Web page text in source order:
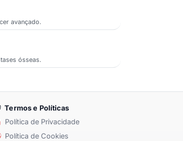
avançado.
ósseas.
Termos e Políticas
Política de Privacidade
Política de Cookies